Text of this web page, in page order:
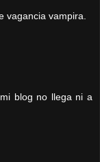
vagancia vampira.
blog no llega ni a